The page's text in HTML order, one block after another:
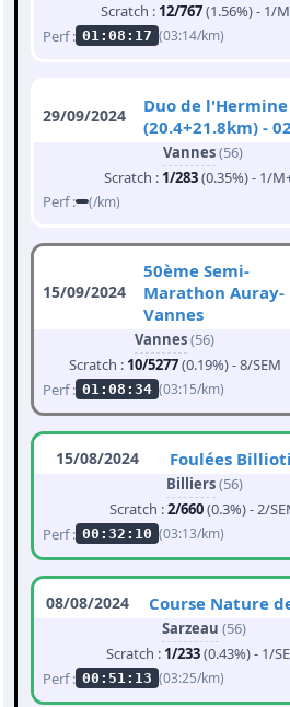
Scratch : 12/767(1.56%) - 1/
Perf : 01:08:17 (03:14/km)
29/09/2024
Duo de l'Hermine
(20.4+21.8km) -
Vannes(56)
Scratch : 1/283(0.35%) - 1/
Perf :
(/km)
15/09/2024
50ème Semi-
Marathon Auray-
Vannes
Vannes(56)
Scratch : 10/5277(0.19%) - 8/SEM
Perf : 01:08:34 (03:15/km)
15/08/2024 Foulées
Billiers(56)
Scratch :2/660(0.3%) - 2/
Perf : 00:32:10 (03:13/km)
08/08/2024 Course Nature
Sarzeau (56)
Scratch : 1/233(0.43%) - 1/
Perf : 00:51:13 (03:25/km)